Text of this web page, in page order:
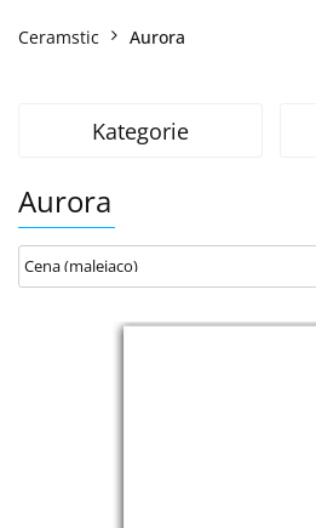
Ceramstic Aurora
Kategorie
Aurora